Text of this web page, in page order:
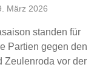
März 2026
standen für
Partien gegen den
Zeulenroda vor der